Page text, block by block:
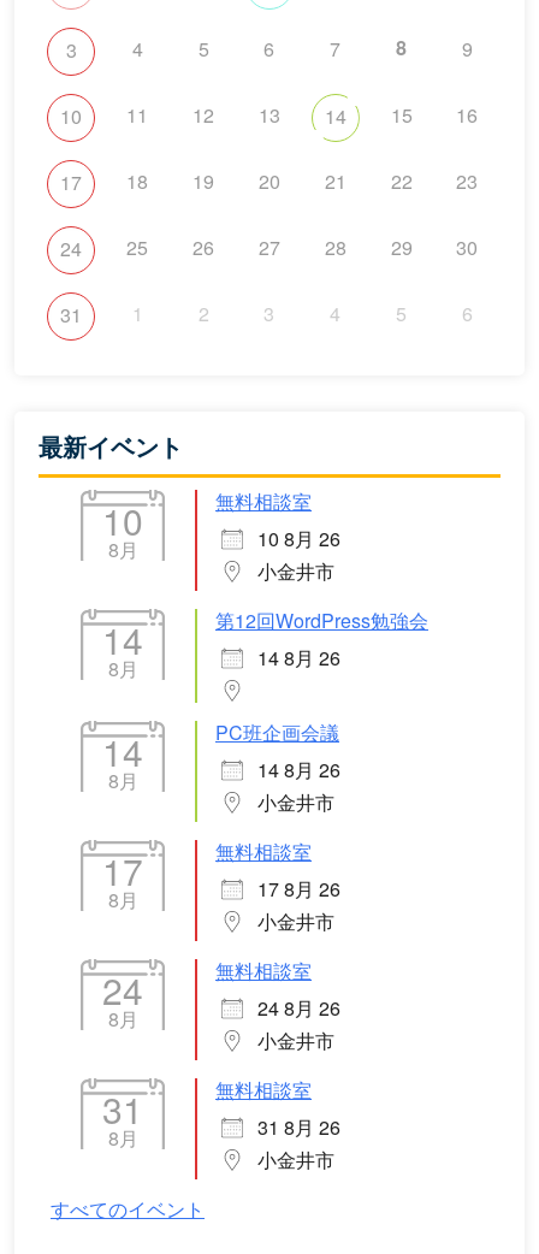
3 4 5 6 7 8 9
10 11 12 13 14 15 16
17 18 19 20 21 22 23
24 25 26 27 28 29 30
31 1 2 3 4 5 6
最新イベント
10
8月
無料相談室
10 8月 26
小金井市
14
8月
第12回WordPress勉強会
14 8月 26
14
8月
PC班企画会議
14 8月 26
小金井市
17
8月
無料相談室
17 8月 26
小金井市
24
8月
無料相談室
24 8月 26
小金井市
31
8月
無料相談室
31 8月 26
小金井市
すべてのイベント